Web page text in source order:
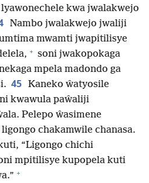
kwa jwalakwejo
Nambo jwalakwejo jwaliji
mwamti jwapitilisye
+ soni jwakopokaga
mpela madondo ga
45 Kaneko ŵatyosile
kwawula paŵaliji
Pelepo ŵasimene
chakamwile chanasa.
“Ligongo chichi
mpitilisye kupopela kuti
+